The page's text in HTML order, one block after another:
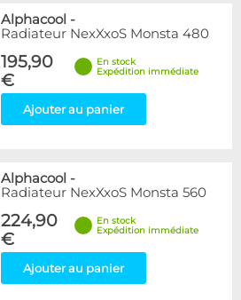
Alphacool -
Radiateur NexXxoS Monsta 480
195,90
€
En stock
Expédition immédiate
Ajouter au panier
Alphacool -
Radiateur NexXxoS Monsta 560
224,90
€
En stock
Expédition immédiate
Ajouter au panier